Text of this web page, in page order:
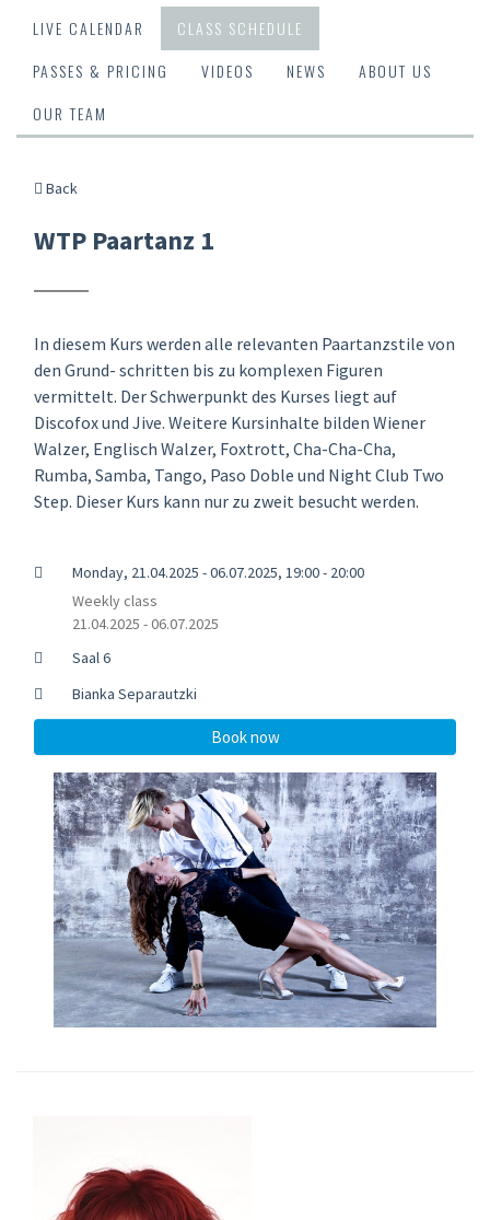
LIVE CALENDAR
CLASS SCHEDULE
PASSES & PRICING
VIDEOS NEWS
ABOUT US
OUR TEAM
Back
WTP Paartanz 1
In diesem Kurs werden alle relevanten Paartanzstile von
den Grund- schritten bis zu komplexen Figuren
vermittelt. Der Schwerpunkt des Kurses liegt auf
Discofox und Jive. Weitere Kursinhalte bilden Wiener
Walzer, Englisch Walzer, Foxtrott, Cha-Cha-Cha,
Rumba, Samba, Tango, Paso Doble und Night Club Two
Step. Dieser Kurs kann nur zu zweit besucht werden.
Monday, 21.04.2025 - 06.07.2025, 19:00 - 20:00
Weekly class
21.04.2025 - 06.07.2025
Saal 6
Bianka Separautzki
Book now